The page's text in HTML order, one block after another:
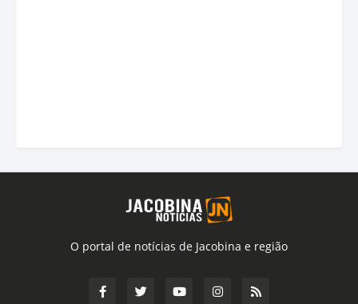
O portal de notícias de Jacobina e região